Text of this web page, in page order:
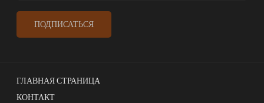
ГЛАВНАЯ СТРАНИЦА
КОНТАКТ